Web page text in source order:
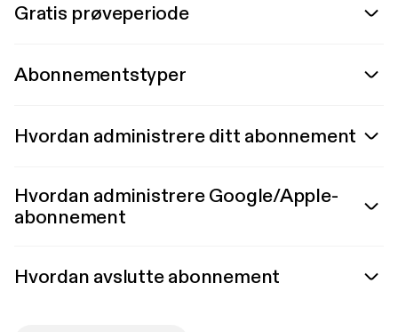
Gratis prøveperiode
Abonnementstyper
Hvordan administrere ditt abonnement
Hvordan administrere Google/Apple-
abonnement
Hvordan avslutte abonnement